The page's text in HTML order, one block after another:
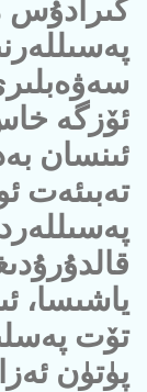
گىرادۇس
ئۆزگە
ئىنسان
تەبىئەت
ياشىسا،
تۆت
پۈتۈن